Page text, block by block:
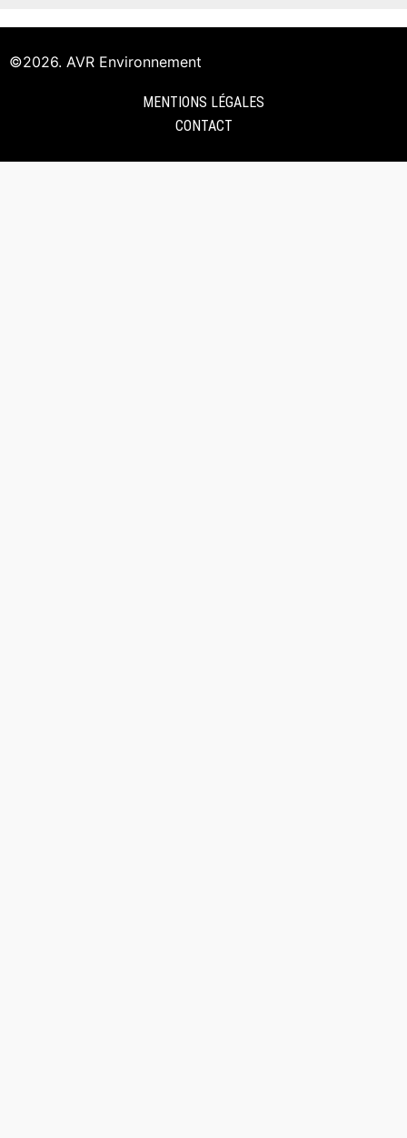
©2026. AVR Environnement
MENTIONS LÉGALES
CONTACT